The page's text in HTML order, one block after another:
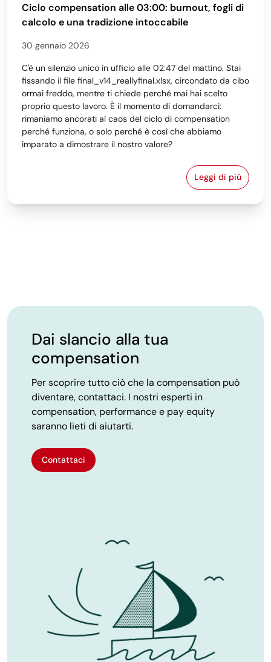
Ciclo compensation alle 03:00: burnout, fogli di
calcolo e una tradizione intoccabile
30 gennaio 2026
C'è un silenzio unico in ufficio alle 02:47 del mattino. Stai
fissando il file final_v14_reallyfinal.xlsx, circondato da cibo
ormai freddo, mentre ti chiede perché mai hai scelto
proprio questo lavoro. È il momento di domandarci:
rimaniamo ancorati al caos del ciclo di compensation
perché funziona, o solo perché è così che abbiamo
imparato a dimostrare il nostro valore?
Leggi di più
Ciclo
Dai slancio alla tua
compensation
Per scoprire tutto ciò che la compensation può
diventare, contattaci. I nostri esperti in
compensation, performance e pay equity
saranno lieti di aiutarti.
Contattaci